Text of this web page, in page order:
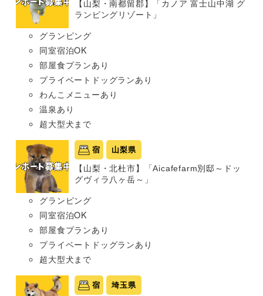
【山梨・南都留郡】「カノア 富士山中湖 グ
ランピングリゾート」
グランピング
同室宿泊OK
部屋食プランあり
プライベートドッグランあり
わんこメニューあり
温泉あり
超大型犬まで
宿 山梨県
【山梨・北杜市】「Aicafefarm別邸～ドッ
グヴィラ八ヶ岳～」
グランピング
同室宿泊OK
部屋食プランあり
プライベートドッグランあり
超大型犬まで
宿 埼玉県